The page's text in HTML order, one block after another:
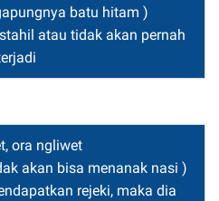
batu hitam )
atau tidak akan pernah
ora ngliwet
akan bisa menanak nasi )
rejeki, maka dia